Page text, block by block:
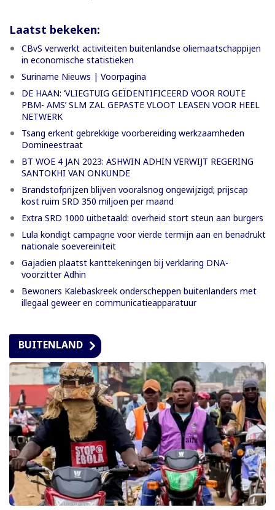
Laatst bekeken:
CBvS verwerkt activiteiten buitenlandse oliemaatschappijen
in economische statistieken
Suriname Nieuws | Voorpagina
DE HAAN: ‘VLIEGTUIG GEÏDENTIFICEERD VOOR ROUTE
PBM- AMS’ SLM ZAL GEPASTE VLOOT LEASEN VOOR HEEL
NETWERK
Tsang erkent gebrekkige voorbereiding werkzaamheden
Domineestraat
BT WOE 4 JAN 2023: ASHWIN ADHIN VERWIJT REGERING
SANTOKHI VAN ONKUNDE
Brandstofprijzen blijven vooralsnog ongewijzigd; prijscap
kost ruim SRD 350 miljoen per maand
Extra SRD 1000 uitbetaald: overheid stort steun aan burgers
Lula kondigt campagne voor vierde termijn aan en benadrukt
nationale soevereiniteit
Gajadien plaatst kanttekeningen bij verklaring DNA-
voorzitter Adhin
Bewoners Kalebaskreek onderscheppen buitenlanders met
illegaal geweer en communicatieapparatuur
BUITENLAND